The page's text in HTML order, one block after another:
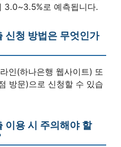
3.0~3.5%로 예측됩니다.
신청 방법은 무엇인가
인(하나은행 웹사이트) 또
방문)으로 신청할 수 있습
이용 시 주의해야 할